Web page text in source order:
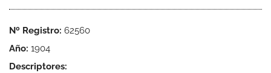
Nº Registro: 62560
Año: 1904
Descriptores: